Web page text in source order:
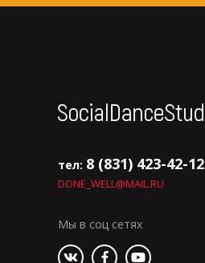
тел: 8 (831) 423-42-12
DONE_WELL@MAIL.RU
Мы в соц сетях